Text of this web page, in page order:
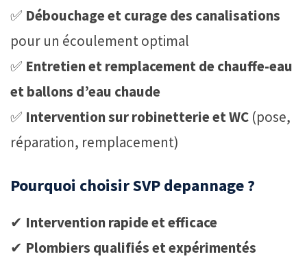
✅ Débouchage et curage des canalisations
pour un écoulement optimal
✅ Entretien et remplacement de chauffe-eau
et ballons d’eau chaude
✅ Intervention sur robinetterie et WC (pose,
réparation, remplacement)
Pourquoi choisir SVP depannage ?
✔ Intervention rapide et efficace
✔ Plombiers qualifiés et expérimentés